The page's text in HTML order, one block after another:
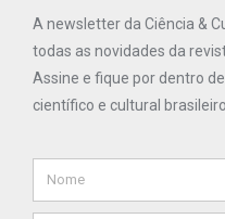
A newsletter da Ciência &
todas as novidades da
Assine e fique por dentro
científico e cultural brasileiro.